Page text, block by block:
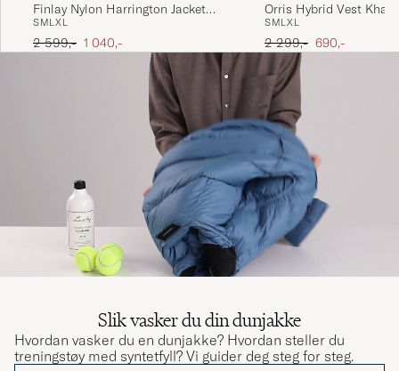
Finlay Nylon Harrington Jacket
Dusty Olive
SMLXL
Ordinær pris
2 599,- Nedsatt pris
1 040,-
Orris Hybrid Vest
SMLXL
Ordinær pris
2 299,- Nedsatt pris
690,-
Slik vasker du din dunjakke
Hvordan vasker du en dunjakke? Hvordan steller du
treningstøy med syntetfyll? Vi guider deg steg for steg.